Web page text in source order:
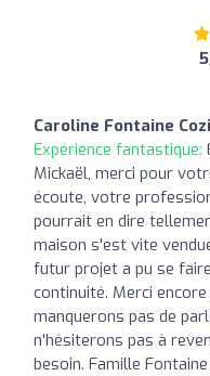
5
Caroline Fontaine
Expérience fantastique:
Mickaël, merci pour
écoute, votre
pourrait en dire
maison s'est vite
futur projet a pu se
continuité. Merci
manquerons pas de
n'hésiterons pas à
besoin. Famille Fontaine